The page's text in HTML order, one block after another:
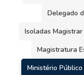
Delegado
Isoladas Magistrar
Magistratura
Ministério